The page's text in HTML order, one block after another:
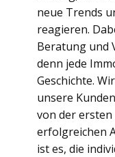
neue Trends
reagieren.
Beratung und
denn jede
Geschichte.
unsere
von der
erfolgreichen
ist es, die